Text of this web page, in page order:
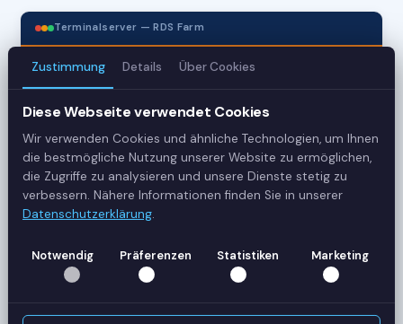
Terminalserver — RDS Farm
Server
42
Sessions
Status
Zustimmung Details Über Cookies
Diese Webseite verwendet Cookies
Wir verwenden Cookies und ähnliche Technologien, um Ihnen
die bestmögliche Nutzung unserer Website zu ermöglichen,
die Zugriffe zu analysieren und unsere Dienste stetig zu
verbessern. Nähere Informationen finden Sie in unserer
Datenschutzerklärung.
Notwendig Präferenzen Statistiken Marketing